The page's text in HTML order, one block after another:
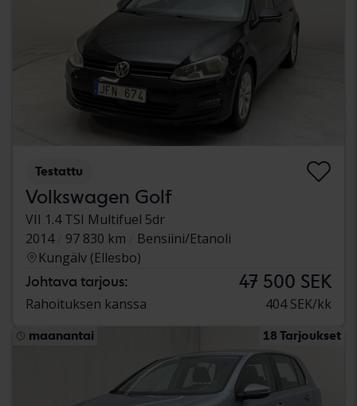
Testattu
Volkswagen Golf
VII 1.4 TSI Multifuel 5dr
2014
97 830 km
Bensiini/Etanoli
Kungälv (Ellesbo)
Johtava tarjous: 47 500 SEK
Rahoituksen kanssa 404 SEK/kk
maanantai 18 Tarjoukset